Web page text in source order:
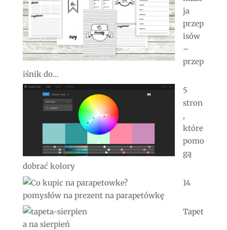
ja
przep
isów
–
przep
iśnik do...
5
stron
,
które
pomo
gą
dobrać kolory
14
pomysłów na prezent na parapetówkę
Tapet
a na sierpień